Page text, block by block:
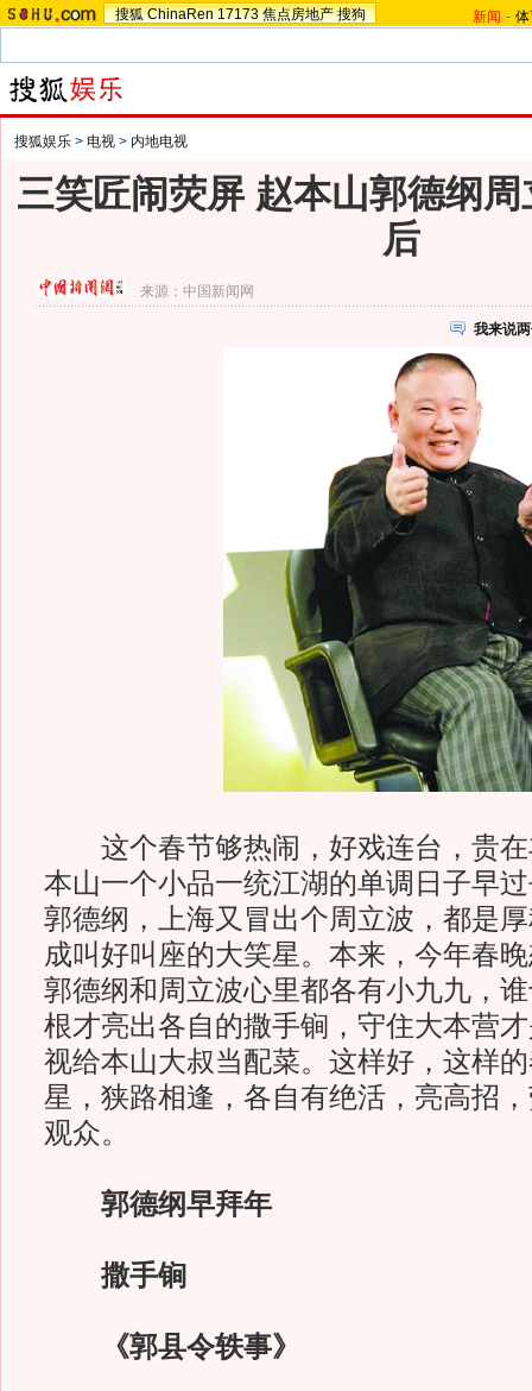
搜狐 ChinaRen 17173 焦点房地产 搜狗 新闻 -
搜狐娱乐 > 电视 > 内地电视
三笑匠闹荧屏 赵本山郭德纲
后
来源： 中国新闻网
我来说
这个春节够热闹，好戏连台，贵在
本山一个小品一统江湖的单调日子早
郭德纲，上海又冒出个周立波，都是
成叫好叫座的大笑星。本来，今年春
郭德纲和周立波心里都各有小九九，
根才亮出各自的撒手锏，守住大本营
视给本山大叔当配菜。这样好，这样
星，狭路相逢，各自有绝活，亮高招
观众。
郭德纲早拜年
撒手锏
《郭县令轶事》